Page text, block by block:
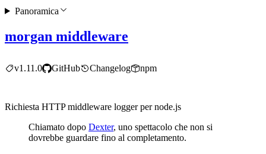
morgan middleware
v1.11.0 GitHub Changelog npm
Richiesta HTTP middleware logger per node.js
Chiamato dopo Dexter, uno spettacolo che non si
dovrebbe guardare fino al completamento.
Panoramica